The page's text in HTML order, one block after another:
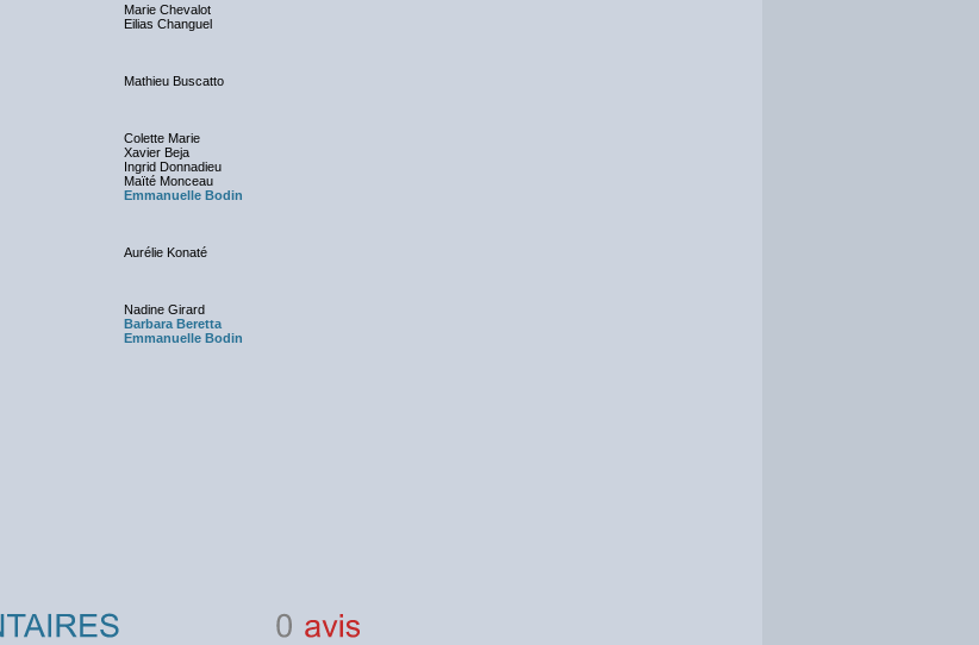
Marie Chevalot
Eilias Changuel
Mathieu Buscatto
Colette Marie
Xavier Beja
Ingrid Donnadieu
Maïté Monceau
Emmanuelle Bodin
Aurélie Konaté
Nadine Girard
Barbara Beretta
Emmanuelle Bodin